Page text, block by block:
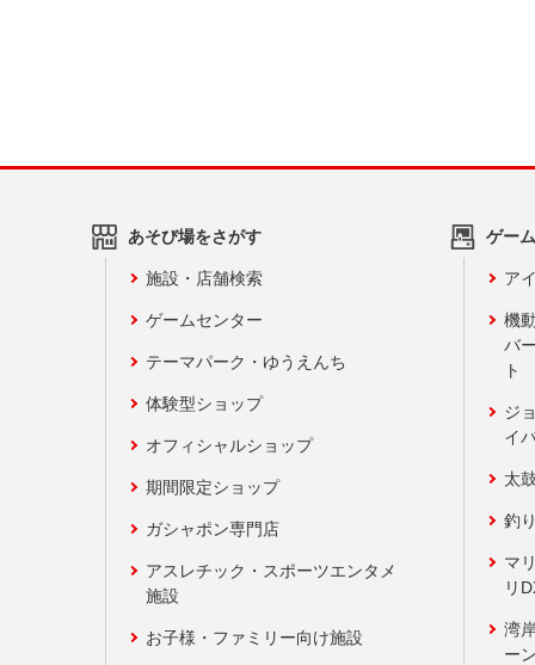
あそび場をさがす
施設・店舗検索
ゲームセンター
テーマパーク・ゆうえんち
体験型ショップ
オフィシャルショップ
期間限定ショップ
ガシャポン専門店
アスレチック・スポーツエンタメ
施設
お子様・ファミリー向け施設
ゲー
ア
機
バ
ト
ジ
イ
太
釣
マ
リ
湾
ー